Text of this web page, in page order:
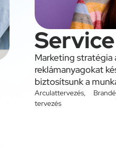
Marketing stratégia
reklámanyagokat
biztosítsunk a
Arculattervezés,
tervezés